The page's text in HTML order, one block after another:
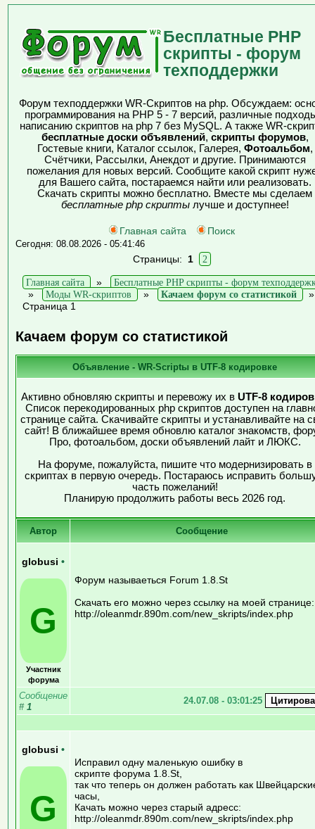
Бесплатные PHP
скрипты - форум
техподдержки
Форум техподдержки WR-Скриптов на php. Обсуждаем:
программирования на PHP 5 - 7 версий, различные
написанию скриптов на php 7 без MySQL. А также WR-
бесплатные доски объявлений, скрипты форумов,
Гостевые книги, Каталог ссылок, Галерея, Фотоальбом,
Счётчики, Рассылки, Анекдот и другие. Принимаются
пожелания для новых версий. Сообщите какой скрипт
для Вашего сайта, постараемся найти или реализовать.
Скачать скрипты можно бесплатно. Вместе мы сделаем
бесплатные php скриптылучше и доступнее!
Главная сайта Поиск
Сегодня: 08.08.2026 - 05:41:46
Страницы: 1 2
Главная сайта »
Бесплатные PHP скрипты - форум
»
Моды WR-скриптов » Качаем форум со статистикой
Страница 1
Качаем форум со статистикой
Объявление - WR-Scriptы в UTF-8 кодировке
Активно обновляю скрипты и перевожу их в UTF-8
Список перекодированных php скриптов доступен на
странице сайта. Скачивайте скрипты и устанавливайте на
сайт! В ближайшее время обновлю каталог знакомств,
Про, фотоальбом, доски объявлений лайт и ЛЮКС.
На форуме, пожалуйста, пишите что модернизировать в
скриптах в первую очередь. Постараюсь исправить
часть пожеланий!
Планирую продолжить работы весь 2026 год.
Автор Сообщение
globusi •
G
Участник
форума
Форум называеться Forum 1.8.St
Скачать его можно через ссылку на моей странице:
http://oleanmdr.890m.com/new_skripts/index.php
Сообщение
# 1
24.07.08 - 03:01:25
globusi •
G
Исправил одну маленькую ошибку в
скрипте форума 1.8.St,
так что теперь он должен работать как
часы,
Качать можно через старый адресс:
http://oleanmdr.890m.com/new_skripts/index.php